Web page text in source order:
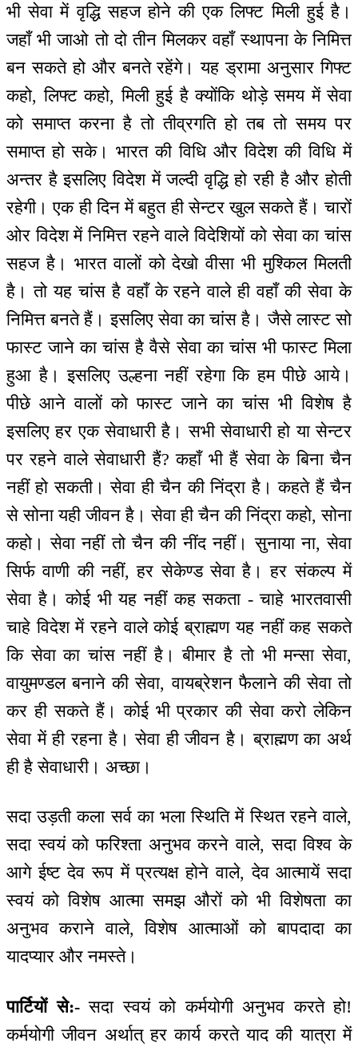
भी सेवा में वृद्धि सहज होने की एक लिफ्ट मिली हुई है।
जहाँ भी जाओ तो दो तीन मिलकर वहाँ स्थापना के निमित्त
बन सकते हो और बनते रहेंगे। यह ड्रामा अनुसार गिफ्ट
कहो, लिफ्ट कहो, मिली हुई है क्योंकि थोड़े समय में सेवा
को समाप्त करना है तो तीव्रगति हो तब तो समय पर
समाप्त हो सके। भारत की विधि और विदेश की विधि में
अन्तर है इसलिए विदेश में जल्दी वृद्धि हो रही है और होती
रहेगी। एक ही दिन में बहुत ही सेन्टर खुल सकते हैं। चारों
ओर विदेश में निमित्त रहने वाले विदेशियों को सेवा का चांस
सहज है। भारत वालों को देखो वीसा भी मुश्किल मिलती
है। तो यह चांस है वहाँ के रहने वाले ही वहाँ की सेवा के
निमित्त बनते हैं। इसलिए सेवा का चांस है। जैसे लास्ट सो
फास्ट जाने का चांस है वैसे सेवा का चांस भी फास्ट मिला
हुआ है। इसलिए उल्हना नहीं रहेगा कि हम पीछे आये।
पीछे आने वालों को फास्ट जाने का चांस भी विशेष है
इसलिए हर एक सेवाधारी है। सभी सेवाधारी हो या सेन्टर
पर रहने वाले सेवाधारी हैं? कहाँ भी हैं सेवा के बिना चैन
नहीं हो सकती। सेवा ही चैन की निंद्रा है। कहते हैं चैन
से सोना यही जीवन है। सेवा ही चैन की निंद्रा कहो, सोना
कहो। सेवा नहीं तो चैन की नींद नहीं। सुनाया ना, सेवा
सिर्फ वाणी की नहीं, हर सेकेण्ड सेवा है। हर संकल्प में
सेवा है। कोई भी यह नहीं कह सकता - चाहे भारतवासी
चाहे विदेश में रहने वाले कोई ब्राह्मण यह नहीं कह सकते
कि सेवा का चांस नहीं है। बीमार है तो भी मन्सा सेवा,
वायुमण्डल बनाने की सेवा, वायब्रेशन फैलाने की सेवा तो
कर ही सकते हैं। कोई भी प्रकार की सेवा करो लेकिन
सेवा में ही रहना है। सेवा ही जीवन है। ब्राह्मण का अर्थ
ही है सेवाधारी। अच्छा।
सदा उड़ती कला सर्व का भला स्थिति में स्थित रहने वाले,
सदा स्वयं को फरिश्ता अनुभव करने वाले, सदा विश्व के
आगे ईष्ट देव रूप में प्रत्यक्ष होने वाले, देव आत्मायें सदा
स्वयं को विशेष आत्मा समझ औरों को भी विशेषता का
अनुभव कराने वाले, विशेष आत्माओं को बापदादा का
यादप्यार और नमस्ते।
पार्टियों से:-सदा स्वयं को कर्मयोगी अनुभव करते हो!
कर्मयोगी जीवन अर्थात् हर कार्य करते याद की यात्रा में